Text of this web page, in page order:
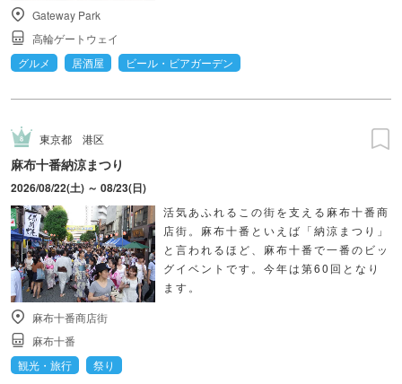
Gateway Park
高輪ゲートウェイ
グルメ
居酒屋 ビール・ビアガーデン
東京都 港区
麻布十番納涼まつり
2026/08/22(土) ～ 08/23(日)
活気あふれるこの街を支える麻布十番商
店街。麻布十番といえば「納涼まつり」
と言われるほど、麻布十番で一番のビッ
グイベントです。今年は第60回となり
ます。
麻布十番商店街
麻布十番
観光・旅行
祭り